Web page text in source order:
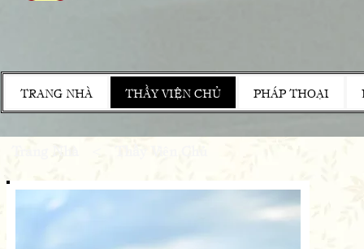
TRANG NHÀ THẦY VIỆN CHỦ PHÁP THOẠI
Trang Nhà